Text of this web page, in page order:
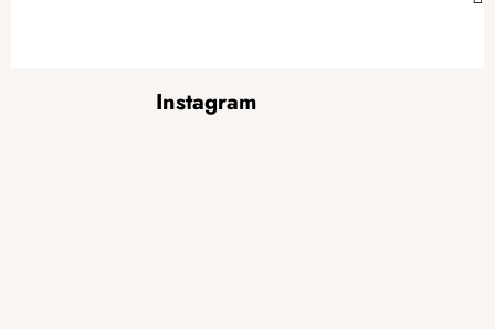
Instagram